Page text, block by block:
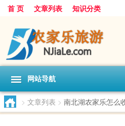
首 页 文章列表 知识分类
网站导航
> 文章列表 > 南北湖农家乐怎么